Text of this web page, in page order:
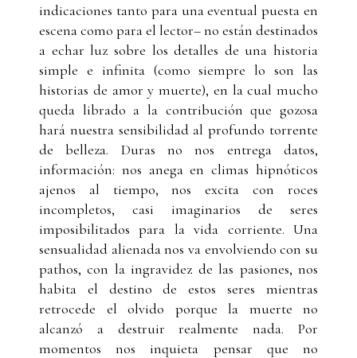
indicaciones tanto para una eventual puesta en
escena como para el lector– no están destinados
a echar luz sobre los detalles de una historia
simple e infinita (como siempre lo son las
historias de amor y muerte), en la cual mucho
queda librado a la contribución que gozosa
hará nuestra sensibilidad al profundo torrente
de belleza. Duras no nos entrega datos,
información: nos anega en climas hipnóticos
ajenos al tiempo, nos excita con roces
incompletos, casi imaginarios de seres
imposibilitados para la vida corriente. Una
sensualidad alienada nos va envolviendo con su
pathos, con la ingravidez de las pasiones, nos
habita el destino de estos seres mientras
retrocede el olvido porque la muerte no
alcanzó a destruir realmente nada. Por
momentos nos inquieta pensar que no